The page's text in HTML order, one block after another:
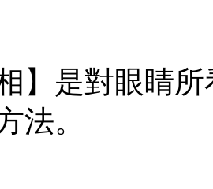
】是對眼睛所
法。